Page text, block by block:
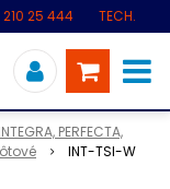
210 25 444
TECH.
PERFECTA,
INT-TSI-W